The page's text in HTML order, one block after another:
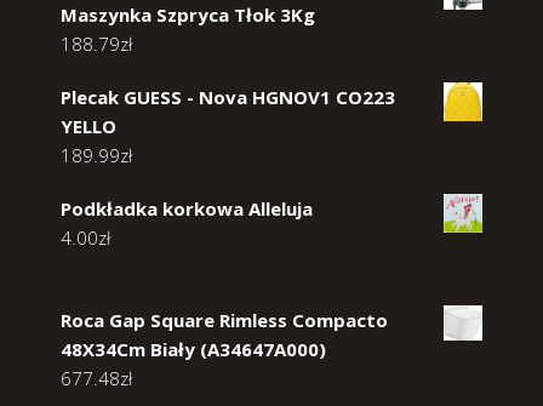
Maszynka Szpryca Tłok 3Kg
188.79zł
Plecak GUESS - Nova HGNOV1 CO223
YELLO
189.99zł
Podkładka korkowa Alleluja
4.00zł
Roca Gap Square Rimless Compacto
48X34Cm Biały (A34647A000)
677.48zł